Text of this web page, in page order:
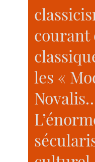
courant
les «